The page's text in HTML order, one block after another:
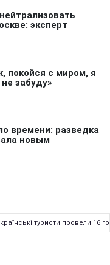
туристи провели 16